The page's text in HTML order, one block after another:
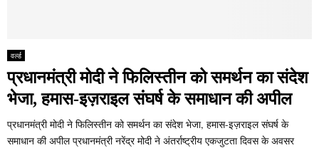
वर्ल्ड
प्रधानमंत्री मोदी ने फिलिस्तीन को समर्थन का संदेश
भेजा, हमास-इज़राइल संघर्ष के समाधान की अपील
प्रधानमंत्री मोदी ने फिलिस्तीन को समर्थन का संदेश भेजा, हमास-इज़राइल संघर्ष के
समाधान की अपील प्रधानमंत्री नरेंद्र मोदी ने अंतर्राष्ट्रीय एकजुटता दिवस के अवसर